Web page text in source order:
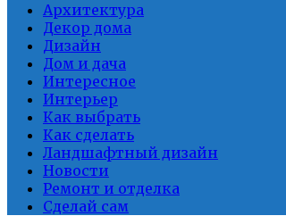
Архитектура
Декор дома
Дизайн
Дом и дача
Интересное
Интерьер
Как выбрать
Как сделать
Ландшафтный дизайн
Новости
Ремонт и отделка
Сделай сам